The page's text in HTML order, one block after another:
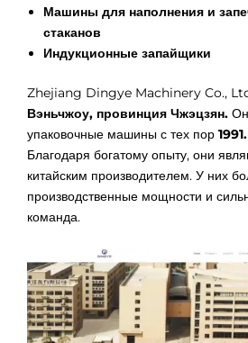
Машины для наполнения и
стаканов
Индукционные запайщики
Zhejiang Dingye Machinery Co.,
Вэньчжоу, провинция Чжэцзян.
упаковочные машины с тех пор 1991.
Благодаря богатому опыту, они
китайским производителем. У них
производственные мощности и
команда.